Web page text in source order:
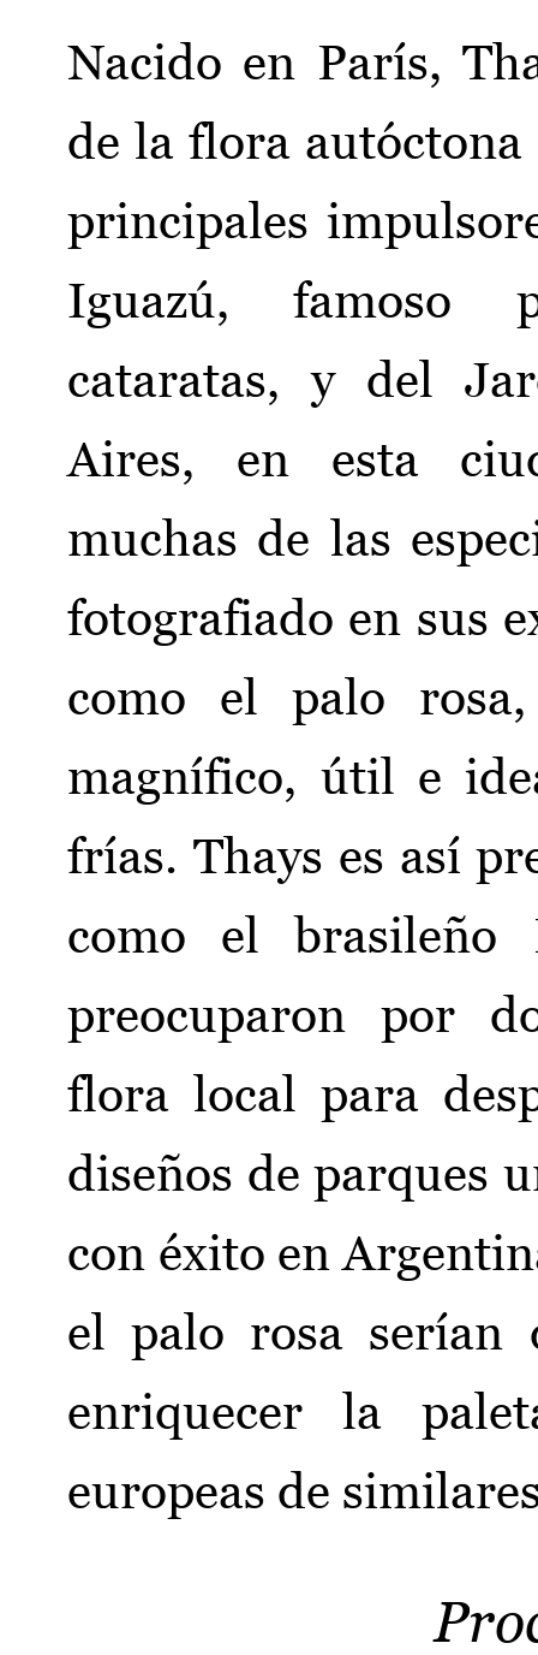
Nacido en París,
de la flora
principales
Iguazú, famoso
cataratas, y del
Aires, en esta
muchas de las
fotografiado en sus
como el palo
magnífico, útil e
frías. Thays es así
como el brasileño
preocuparon por
flora local para
diseños de parques
con éxito en
el palo rosa serían
enriquecer la
europeas de